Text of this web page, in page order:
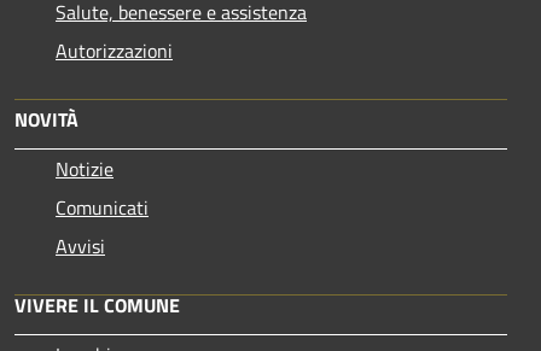
Salute, benessere e assistenza
Autorizzazioni
NOVITÀ
Notizie
Comunicati
Avvisi
VIVERE IL COMUNE